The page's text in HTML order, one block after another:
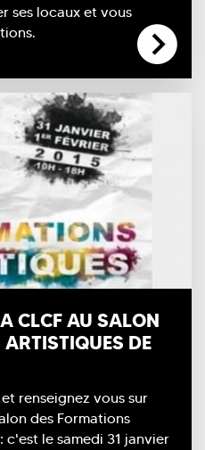
ses locaux et vous
CLCF AU SALON
DE
renseignez vous sur
des Formations
le samedi 31 janvier